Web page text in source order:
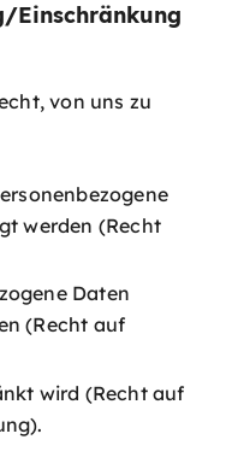
Einschränkung
von uns zu
werden (Recht
Daten
(Recht auf
wird (Recht auf